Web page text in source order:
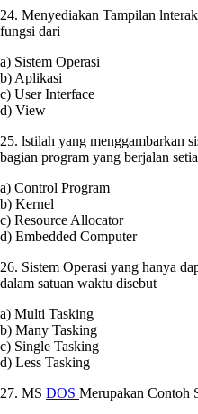
24. Menyediakan Tampilan
fungsi dari
a) Sistem Operasi
b) Aplikasi
c) User Interface
d) View
25. lstilah yang menggambarkan
bagian program yang berjalan
a) Control Program
b) Kernel
c) Resource Allocator
d) Embedded Computer
26. Sistem Operasi yang hanya
dalam satuan waktu disebut
a) Multi Tasking
b) Many Tasking
c) Single Tasking
d) Less Tasking
27. MS DOS Merupakan Contoh